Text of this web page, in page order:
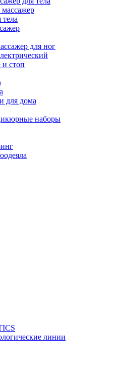
для ног
стоп
для дома
наборы
линии